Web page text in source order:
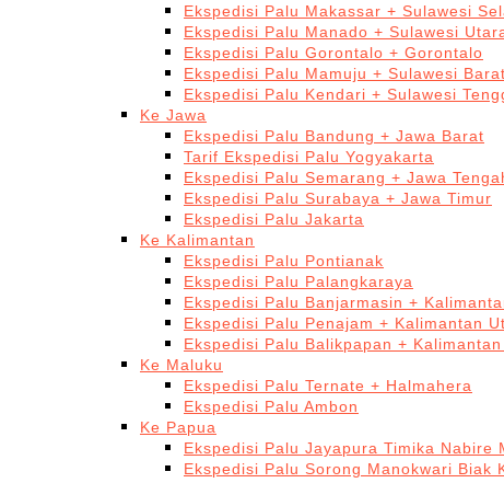
Ekspedisi Palu Makassar + Sulawesi
Ekspedisi Palu Manado + Sulawesi
Ekspedisi Palu Gorontalo + Gorontalo
Ekspedisi Palu Mamuju + Sulawesi Barat
Ekspedisi Palu Kendari + Sulawesi
Ke Jawa
Ekspedisi Palu Bandung + Jawa Barat
Tarif Ekspedisi Palu Yogyakarta
Ekspedisi Palu Semarang + Jawa
Ekspedisi Palu Surabaya + Jawa Timur
Ekspedisi Palu Jakarta
Ke Kalimantan
Ekspedisi Palu Pontianak
Ekspedisi Palu Palangkaraya
Ekspedisi Palu Banjarmasin +
Ekspedisi Palu Penajam + Kalimantan
Ekspedisi Palu Balikpapan +
Ke Maluku
Ekspedisi Palu Ternate + Halmahera
Ekspedisi Palu Ambon
Ke Papua
Ekspedisi Palu Jayapura Timika Nabire
Ekspedisi Palu Sorong Manokwari Biak